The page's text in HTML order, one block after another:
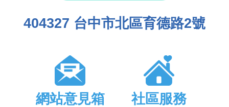
404327 台中市北區育德路2號
網站意見箱 社區服務